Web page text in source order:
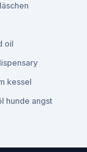
oil
kessel
hunde angst